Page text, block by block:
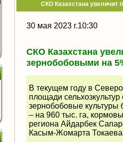
СКО Казахстана увеличит
30 мая 2023 г.10:30
СКО Казахстана
зернобобовыми на
В текущем году в
площади
зернобобовые
– на 960 тыс. га,
региона Айдарбек
Касым-Жомарта